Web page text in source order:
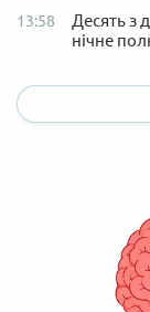
13:58
Десять з
нічне